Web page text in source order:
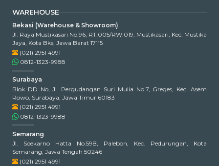
WAREHOUSE
Bekasi (Warehouse & Showroom)
Jl. Raya Mustikasari No.96, RT.005/RW.019, Mustikasari, Kec. Mustika
Jaya, Kota Bks, Jawa Barat 17115
(021) 2951 4991
0812-1323-9988
Surabaya
Blok DD No, Jl. Pergudangan Suri Mulia No.7, Greges, Kec. Asem
Rowo, Surabaya, Jawa Timur 60183
(021) 2951 4991
0812-1323-9988
Semarang
Jl. Soekarno Hatta No.59B, Palebon, Kec. Pedurungan, Kota
Semarang, Jawa Tengah 50246
(021) 2951 4991